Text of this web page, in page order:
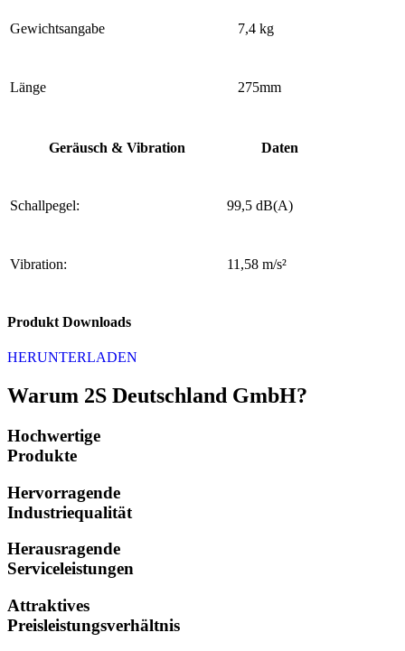
Gewichtsangabe 7,4 kg
Länge 275mm
Geräusch & Vibration Daten
Schallpegel: 99,5 dB(A)
Vibration: 11,58 m/s²
Produkt Downloads
HERUNTERLADEN
Warum 2S Deutschland GmbH?
Hochwertige
Produkte
Hervorragende
Industriequalität
Herausragende
Serviceleistungen
Attraktives
Preisleistungsverhältnis